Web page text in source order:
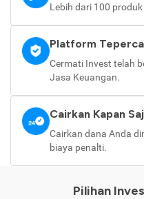
Lebih dari 100
Platform
Cermati Invest telah
Jasa Keuangan.
Cairkan Kapan
Cairkan dana Anda
biaya penalti.
Pilihan